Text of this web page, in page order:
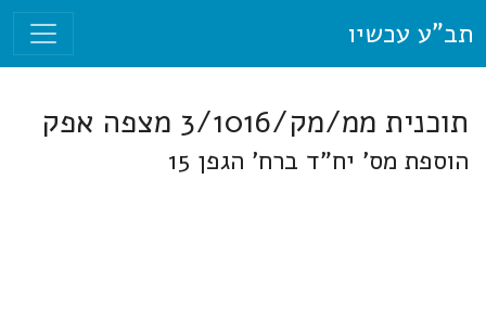
תב"ע עכשיו
תוכנית ממ/מק/3/1016 מצפה אפק
הוספת מס' יח"ד ברח' הגפן 15